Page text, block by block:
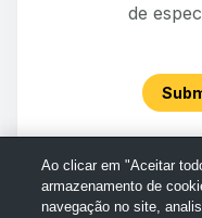
de
Ao clicar em "Aceitar
armazenamento de
navegação no site,